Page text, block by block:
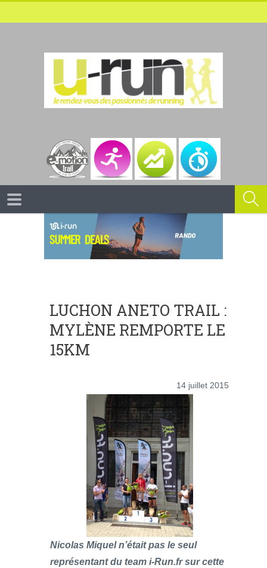
LUCHON ANETO TRAIL :
MYLÈNE REMPORTE LE
15KM
14 juillet 2015
Nicolas Miquel n’était pas le seul
représentant du team i-Run.fr sur cette